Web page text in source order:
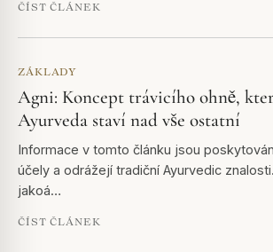
ČÍST ČLÁNEK
ZÁKLADY
Agni: Koncept trávicího ohně,
Ayurveda staví nad vše ostatní
Informace v tomto článku jsou
účely a odrážejí tradiční Ayurvedic
jakoá…
ČÍST ČLÁNEK